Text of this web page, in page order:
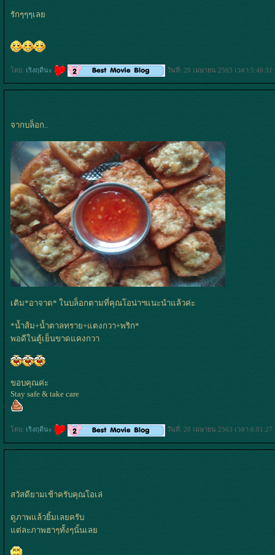
รักๆๆๆเล
ดย: เริงฤดีนะ วันที่: 20 เมษายน 2563 เวลา:5:48:31
จากบล็อก..
เติม*อาจาด* ในบล็อกตามที่คุณโอน่าฯแนะนำแล้วค่ะ
*น้ำส้ม+น้ำตาลทราย+แตงกวา+พริก*
พอดีในตู้เย็นขาดแคงกวา
ขอบคุณค่ะ
Stay safe & take care
ดย: เริงฤดีนะ วันที่: 20 เมษายน 2563 เวลา:6:01:27
สวัสดียามเช้าครับคุณโอเล่
ดูภาพแล้วยิ้มเลยครับ
ต่ละภาพฮาๆทั้งๆนั้นเล